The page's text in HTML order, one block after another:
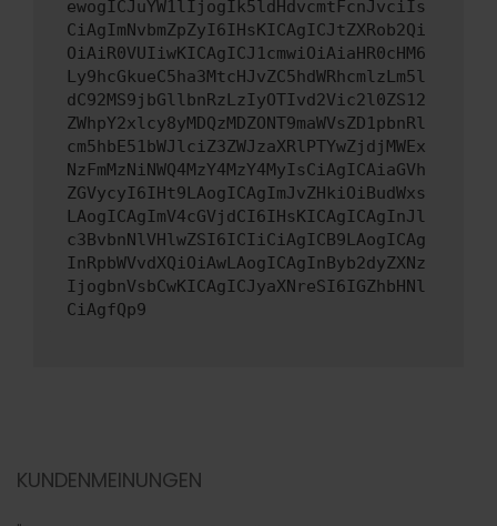
ewogICJuYW1lIjogIk5ldHdvcmtFcnJvciIs
CiAgImNvbmZpZyI6IHsKICAgICJtZXRob2Qi
OiAiR0VUIiwKICAgICJ1cmwiOiAiaHR0cHM6
Ly9hcGkueC5ha3MtcHJvZC5hdWRhcmlzLm5l
dC92MS9jbGllbnRzLzIyOTIvd2Vic2l0ZS12
ZWhpY2xlcy8yMDQzMDZONT9maWVsZD1pbnRl
cm5hbE51bWJlciZ3ZWJzaXRlPTYwZjdjMWEx
NzFmMzNiNWQ4MzY4MzY4MyIsCiAgICAiaGVh
ZGVycyI6IHt9LAogICAgImJvZHkiOiBudWxs
LAogICAgImV4cGVjdCI6IHsKICAgICAgInJl
c3BvbnNlVHlwZSI6ICIiCiAgICB9LAogICAg
InRpbWVvdXQiOiAwLAogICAgInByb2dyZXNz
IjogbnVsbCwKICAgICJyaXNreSI6IGZhbHNl
CiAgfQp9
KUNDENMEINUNGEN